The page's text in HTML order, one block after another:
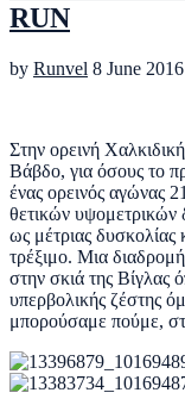
RUN
by Runvel 8 June 2016
Στην ορεινή
Βάβδο, για όσους το
ένας ορεινός αγώνας
θετικών υψομετρικών
ως μέτριας δυσκολίας
τρέξιμο. Μια
στην σκιά της Βίγλας
υπερβολικής ζέστης
μπορούσαμε πούμε,